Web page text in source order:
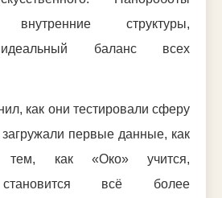
внутренние структуры,
баланс всех
как они тестировали сферу
первые данные, как
тем, как «Око» учится,
становится всё более